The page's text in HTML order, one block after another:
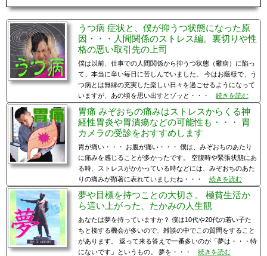
うつ病 症状と、僕が抑うつ状態になった原
因・・・人間関係のストレス編。裏切りや性
格の悪い取引先の上司
僕は以前、仕事での人間関係から抑うつ状態（鬱病）に陥っ
て、本当に辛い毎日に苦しんでいました。 今はお蔭様で、う
つ病とは無縁の充実した楽しい日々を過ごせるようになって
いますが、あの頃を思い出すとゾッと・・・ 続きを読む
胃痛 みぞおちの痛みはストレスからくる神
経性胃炎や胃潰瘍などの可能性も・・・ 胃
カメラの受診をおすすめします
胃が痛い・・・ お腹が痛い・・・ 僕は、みぞおちのあたり
に痛みを感じることが多かったです。 空腹時や緊張状態にあ
る時、ストレスがかかっている時などには、みぞおちのあた
りの痛みが顕著に表れていましたね・・・ 続きを読む
夢や目標を持つことの大切さ。 極貧生活か
ら這い上がった、たかみの人生観
あなたは夢を持っていますか？ 僕は10代や20代の若い子た
ちと接する機会が多いので、雑談の中でこの質問をすること
があります。 返って来る答えで一番多いのが「夢は・・・特
にないです」というもの。 夢を・・・ 続きを読む